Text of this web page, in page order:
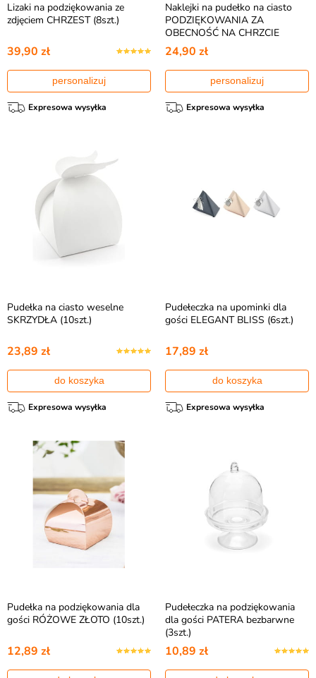
Lizaki na podziękowania ze
zdjęciem CHRZEST (8szt.)
39,90 zł
personalizuj
Expresowa wysyłka
Naklejki na pudełko na ciasto
PODZIĘKOWANIA ZA
OBECNOŚĆ NA CHRZCIE
24,90 zł
personalizuj
Expresowa wysyłka
Pudełka na ciasto weselne
SKRZYDŁA (10szt.)
23,89 zł
do koszyka
Expresowa wysyłka
Pudełeczka na upominki dla
gości ELEGANT BLISS (6szt.)
17,89 zł
do koszyka
Expresowa wysyłka
Pudełka na podziękowania dla
gości RÓŻOWE ZŁOTO (10szt.)
12,89 zł
Pudełeczka na podziękowania
dla gości PATERA bezbarwne
(3szt.)
10,89 zł